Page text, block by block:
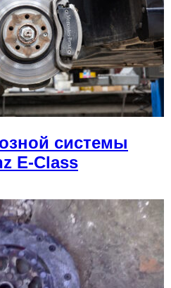
системы
E-Class